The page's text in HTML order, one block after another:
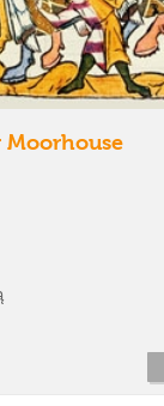
Moorhouse